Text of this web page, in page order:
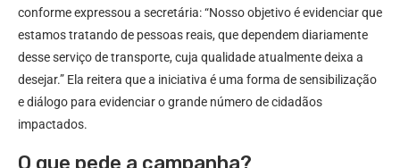
conforme expressou a secretária: “Nosso objetivo é evidenciar que
estamos tratando de pessoas reais, que dependem diariamente
desse serviço de transporte, cuja qualidade atualmente deixa a
desejar.” Ela reitera que a iniciativa é uma forma de sensibilização
e diálogo para evidenciar o grande número de cidadãos
impactados.